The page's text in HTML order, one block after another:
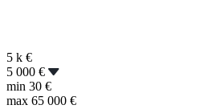
5 k €
5 000 €
min 30 €
max 65 000 €